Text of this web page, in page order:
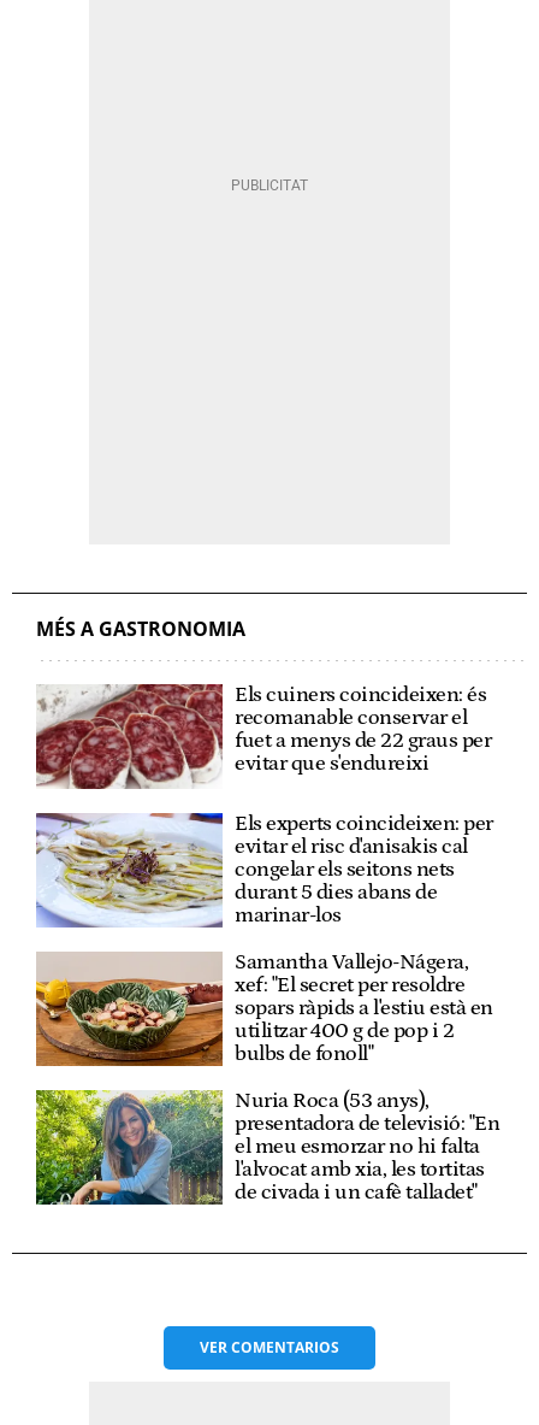
MÉS A GASTRONOMIA
Els cuiners coincideixen: és
recomanable conservar el
fuet a menys de 22 graus per
evitar que s'endureixi
Els experts coincideixen: per
evitar el risc d'anisakis cal
congelar els seitons nets
durant 5 dies abans de
marinar-los
Samantha Vallejo-Nágera,
xef: "El secret per resoldre
sopars ràpids a l'estiu està en
utilitzar 400 g de pop i 2
bulbs de fonoll"
Nuria Roca (53 anys),
presentadora de televisió: "En
el meu esmorzar no hi falta
l'alvocat amb xia, les tortitas
de civada i un cafè talladet"
VERCOMENTARIOS